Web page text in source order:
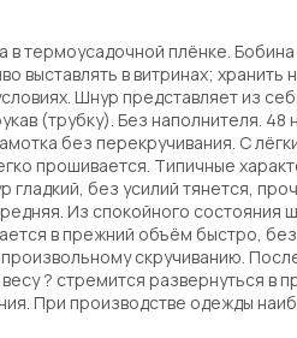
в термоусадочной плёнке. Бобина
выставлять в витринах; хранить
Шнур представляет из
(трубку). Без наполнителя. 48
без перекручивания. С
прошивается. Типичные
гладкий, без усилий тянется,
Из спокойного состояния
в прежний объём быстро,
скручиванию.
весу ? стремится развернуться в
При производстве одежды